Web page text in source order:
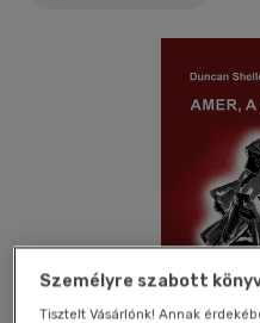
Személyre szabott
Tisztelt Vásárlónk! Annak